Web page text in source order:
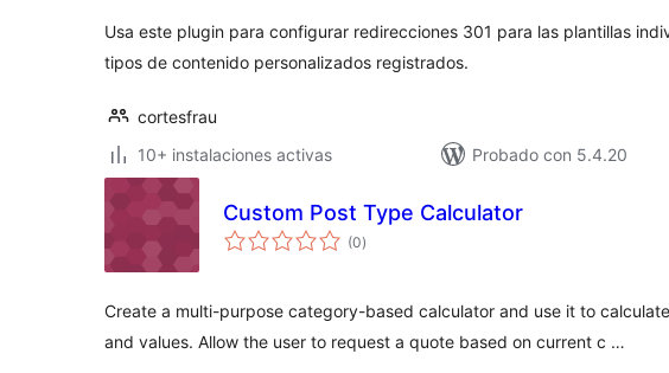
Usa este plugin para configurar redirecciones 301 para las plantillas
tipos de contenido personalizados registrados.
cortesfrau
10+ instalaciones activas
Probado con 5.4.20
Custom Post Type Calculator
(0valoraciones
en
)
Create a multi-purpose category-based calculator and use it to
and values. Allow the user to request a quote based on current c …